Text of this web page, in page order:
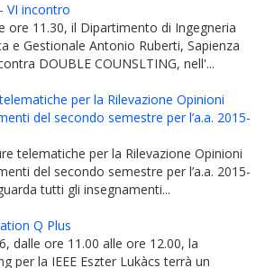
VI incontro
ore 11.30, il Dipartimento di Ingegneria
e Gestionale Antonio Ruberti, Sapienza
DOUBLE COUNSLTING, nell'...
per la Rilevazione Opinioni
del secondo semestre per l’a.a. 2015-
telematiche per la Rilevazione Opinioni
del secondo semestre per l’a.a. 2015-
tutti gli insegnamenti...
Q Plus
dalle ore 11.00 alle ore 12.00, la
per la IEEE Eszter Lukàcs terrà un